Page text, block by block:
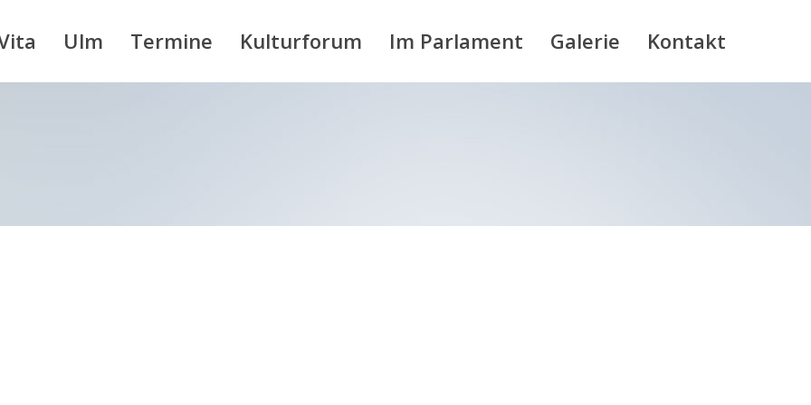
Ulm Termine Kulturforum Im Parlament Galerie Kontakt